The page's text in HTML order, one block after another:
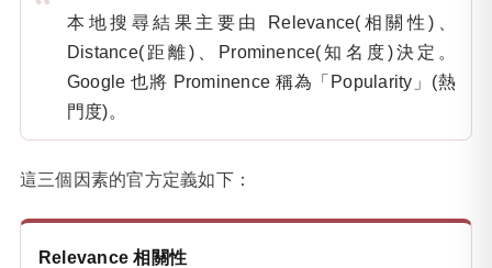
本地搜尋結果主要由 Relevance(相關性)、
Distance(距離)、Prominence(知名度)決定。
Google 也將 Prominence 稱為「Popularity」(熱
門度)。
這三個因素的官方定義如下：
Relevance 相關性